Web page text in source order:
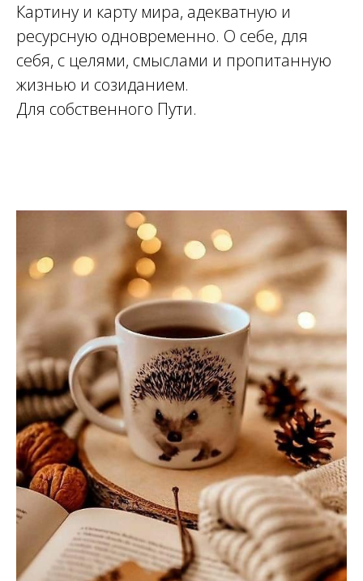
Картину и карту мира, адекватную и
ресурсную одновременно. О себе, для
себя, с целями, смыслами и пропитанную
жизнью и созиданием.
Для собственного Пути.